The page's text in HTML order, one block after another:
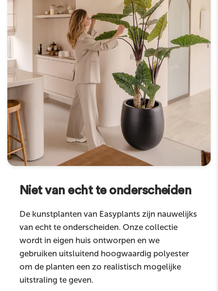
Niet van echt te onderscheiden
De kunstplanten van Easyplants zijn nauwelijks
van echt te onderscheiden. Onze collectie
wordt in eigen huis ontworpen en we
gebruiken uitsluitend hoogwaardig polyester
om de planten een zo realistisch mogelijke
uitstraling te geven.